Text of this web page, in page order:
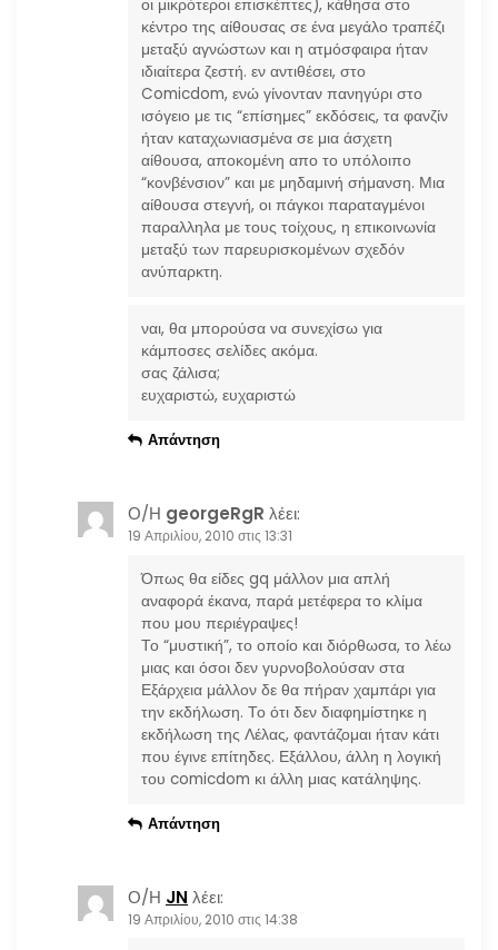
οι μικρότεροι επισκέπτες), κάθησα στο
κέντρο της αίθουσας σε ένα μεγάλο τραπέζι
μεταξύ αγνώστων και η ατμόσφαιρα ήταν
ιδιαίτερα ζεστή. εν αντιθέσει, στο
Comicdom, ενώ γίνονταν πανηγύρι στο
ισόγειο με τις “επίσημες” εκδόσεις, τα φανζίν
ήταν καταχωνιασμένα σε μια άσχετη
αίθουσα, αποκομένη απο το υπόλοιπο
“κονβένσιον” και με μηδαμινή σήμανση. Μια
αίθουσα στεγνή, οι πάγκοι παραταγμένοι
παραλληλα με τους τοίχους, η επικοινωνία
μεταξύ των παρευρισκομένων σχεδόν
ανύπαρκτη.
ναι, θα μπορούσα να συνεχίσω για
κάμποσες σελίδες ακόμα.
σας ζάλισα;
ευχαριστώ, ευχαριστώ
Απάντηση
Ο/Η georgeRgR λέει:
19 Απριλίου, 2010 στις 13:31
Όπως θα είδες gq μάλλον μια απλή
αναφορά έκανα, παρά μετέφερα το κλίμα
που μου περιέγραψες!
Το “μυστική”, το οποίο και διόρθωσα, το λέω
μιας και όσοι δεν γυρνοβολούσαν στα
Εξάρχεια μάλλον δε θα πήραν χαμπάρι για
την εκδήλωση. Το ότι δεν διαφημίστηκε η
εκδήλωση της Λέλας, φαντάζομαι ήταν κάτι
που έγινε επίτηδες. Εξάλλου, άλλη η λογική
του comicdom κι άλλη μιας κατάληψης.
Απάντηση
Ο/Η JN λέει:
19 Απριλίου, 2010 στις 14:38